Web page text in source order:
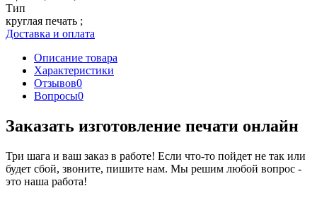
Тип
круглая печать ;
Доставка и оплата
Описание товара
Характеристики
Отзывов0
Вопросы0
Заказать изготовление печати онлайн
Три шага и ваш заказ в работе! Если что-то пойдет не так или
будет сбой, звоните, пишите нам. Мы решим любой вопрос -
это наша работа!